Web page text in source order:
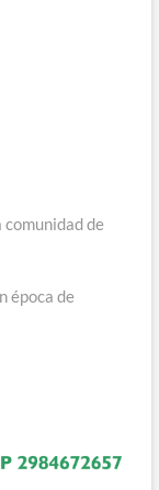
de
época de